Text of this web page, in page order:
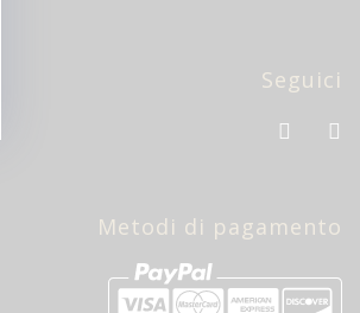
Seguici
Metodi di pagamento